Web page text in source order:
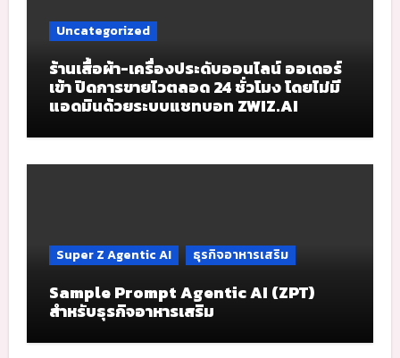
Uncategorized
ร้านเสื้อผ้า-เครื่องประดับออนไลน์ ออเดอร์
เข้า ปิดการขายไวตลอด 24 ชั่วโมง โดยไม่มี
แอดมินด้วยระบบแชทบอท ZWIZ.AI
Super Z Agentic AI ธุรกิจอาหารเสริม
Sample Prompt Agentic AI (ZPT)
สำหรับธุรกิจอาหารเสริม